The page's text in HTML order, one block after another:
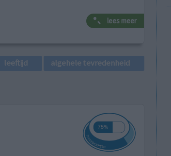
lees meer
leeftijd algehele tevredenheid